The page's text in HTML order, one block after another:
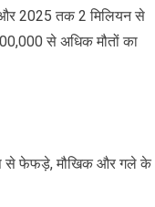
2025 तक 2 मिलियन से
से अधिक मौतों का
से फेफड़े, मौखिक और गले के